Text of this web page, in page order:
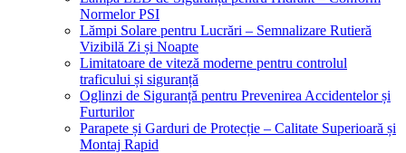
Normelor PSI
Lămpi Solare pentru Lucrări – Semnalizare Rutieră
Vizibilă Zi și Noapte
Limitatoare de viteză moderne pentru controlul
traficului și siguranță
Oglinzi de Siguranță pentru Prevenirea Accidentelor și
Furturilor
Parapete și Garduri de Protecție – Calitate Superioară și
Montaj Rapid